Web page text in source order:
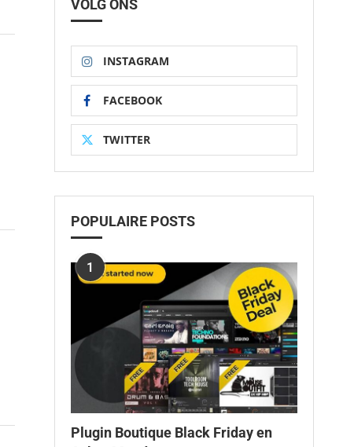
VOLG ONS
INSTAGRAM
FACEBOOK
TWITTER
POPULAIRE POSTS
1
Plugin Boutique Black Friday en